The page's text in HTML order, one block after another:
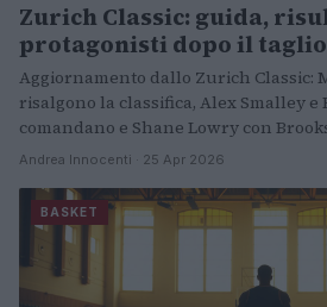
Zurich Classic: guida,
protagonisti dopo il taglio
Aggiornamento dallo Zurich Classic:
risalgono la classifica, Alex Smalley
comandano e Shane Lowry con
Andrea Innocenti · 25 Apr 2026
BASKET